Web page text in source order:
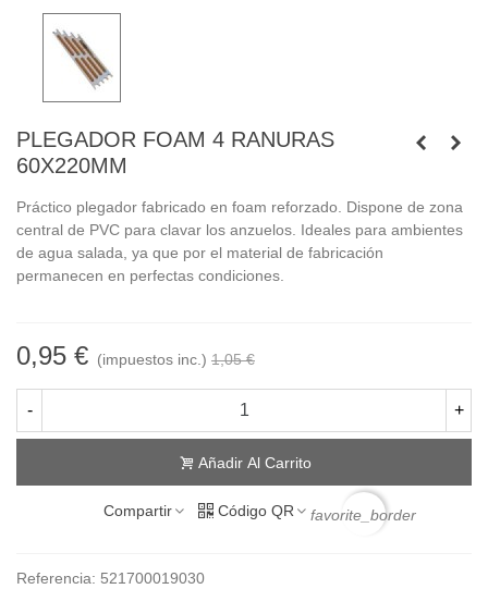
PLEGADOR FOAM 4 RANURAS
60X220MM
Práctico plegador fabricado en foam reforzado. Dispone de zona
central de PVC para clavar los anzuelos. Ideales para ambientes
de agua salada, ya que por el material de fabricación
permanecen en perfectas condiciones.
0,95 € (impuestos inc.) 1,05 €
- +
Añadir Al Carrito
Compartir Código QR favorite_border
Referencia: 521700019030